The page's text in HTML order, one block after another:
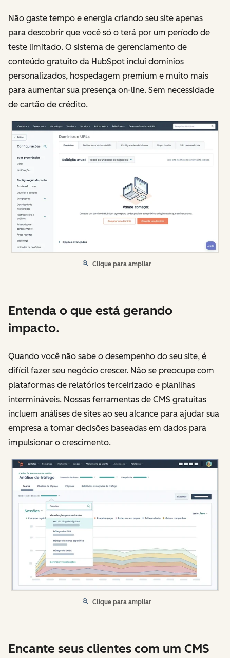
Não gaste tempo e energia criando seu site apenas
para descobrir que você só o terá por um período de
teste limitado. O sistema de gerenciamento de
conteúdo gratuito da HubSpot inclui domínios
personalizados, hospedagem premium e muito mais
para aumentar sua presença on-line. Sem necessidade
de cartão de crédito.
Clique para ampliar
Entenda o que está gerando
impacto.
Quando você não sabe o desempenho do seu site, é
difícil fazer seu negócio crescer. Não se preocupe com
plataformas de relatórios terceirizado e planilhas
intermináveis. Nossas ferramentas de CMS gratuitas
incluem análises de sites ao seu alcance para ajudar sua
empresa a tomar decisões baseadas em dados para
impulsionar o crescimento.
Clique para ampliar
Encante seus clientes com um CMS